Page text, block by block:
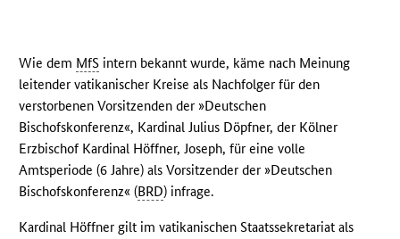
Wie dem MfS intern bekannt wurde, käme nach Meinung
leitender vatikanischer Kreise als Nachfolger für den
verstorbenen Vorsitzenden der »Deutschen
Bischofskonferenz«, Kardinal Julius Döpfner, der Kölner
Erzbischof Kardinal Höffner, Joseph, für eine volle
Amtsperiode (6 Jahre) als Vorsitzender der »Deutschen
Bischofskonferenz« (BRD) infrage.
Kardinal Höffner gilt im vatikanischen Staatssekretariat als